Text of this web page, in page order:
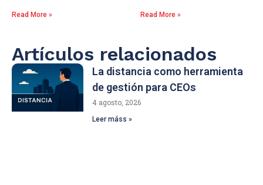
Read More » Read More »
Artículos relacionados
La distancia como herramienta
de gestión para CEOs
4 agosto, 2026
Leer máss »